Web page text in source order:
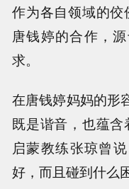
作为各自领域的
唐钱婷的合作，
求。
在唐钱婷妈妈的形
既是谐音，也蕴含
启蒙教练张琼曾
好，而且碰到什么